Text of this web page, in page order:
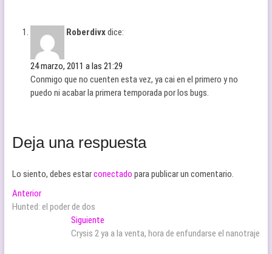
Roberdivxdice:
24 marzo, 2011 a las 21:29
Conmigo que no cuenten esta vez, ya cai en el primero y no
puedo ni acabar la primera temporada por los bugs.
Deja una respuesta
Lo siento, debes estarconectado para publicar un comentario.
Navegación
de
entradas
AnteriorEntrada
anterior:
Hunted: el poder de dos
Siguiente
siguiente:
Crysis 2 ya a la venta, hora de enfundarse el nanotraje